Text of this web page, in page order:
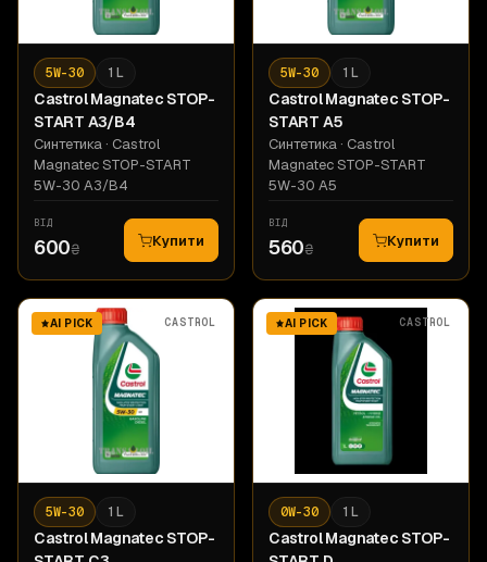
5W-30 1 L
CastrolMagnatec STOP-
START A3/B4
Синтетика · Castrol
Magnatec STOP-START
5W-30 A3/B4
ВІД
600₴ Купити
5W-30 1 L
CastrolMagnatec STOP-
START A5
Синтетика · Castrol
Magnatec STOP-START
5W-30 A5
ВІД
560₴ Купити
AI PICK CASTROL
5W-30 1 L
CastrolMagnatec STOP-
AI PICK CASTROL
0W-30 1 L
CastrolMagnatec STOP-